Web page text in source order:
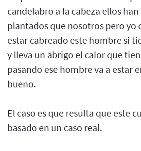
candelabro a la cabeza ellos
plantados que nosotros pero yo
estar cabreado este hombre si
y lleva un abrigo el calor que
pasando ese hombre va a estar
bueno.
El caso es que resulta que este
basado en un caso real.